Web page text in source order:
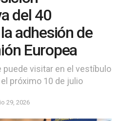
del 40
adhesión de
Europea
puede visitar en el vestíbulo
próximo 10 de julio
29, 2026